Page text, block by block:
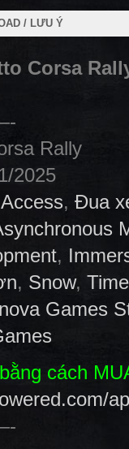
/ LƯU Ý
Corsa
Rally
2025
, Đua
,
, Snow,
Games
cách